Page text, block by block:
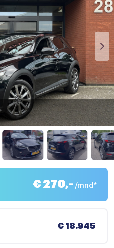
€ 270,- /mnd*
€ 18.945